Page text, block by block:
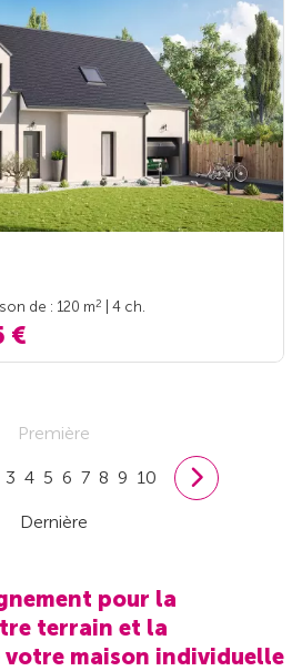
de : 120 m2
| 4 ch.
€
Première
3 4 5 6 7 8 9 10
Dernière
pour la
terrain et la
maison individuelle